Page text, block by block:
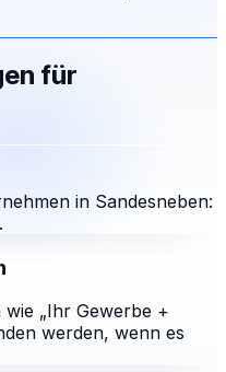
für
in Sandesneben:
„Ihr Gewerbe +
werden, wenn es